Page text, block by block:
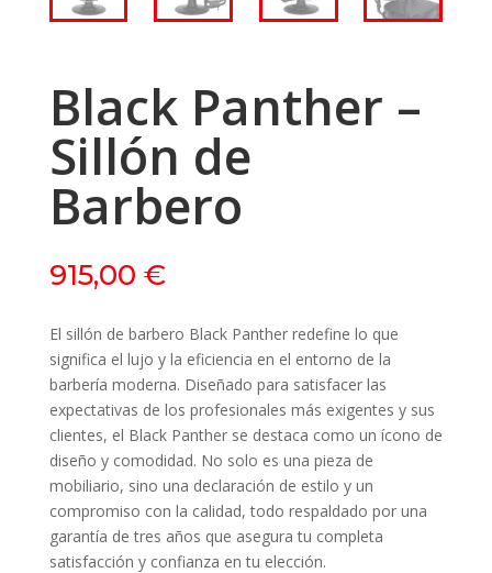
Black Panther –
Sillón de
Barbero
915,00 €
El sillón de barbero Black Panther redefine lo que
significa el lujo y la eficiencia en el entorno de la
barbería moderna. Diseñado para satisfacer las
expectativas de los profesionales más exigentes y sus
clientes, el Black Panther se destaca como un ícono de
diseño y comodidad. No solo es una pieza de
mobiliario, sino una declaración de estilo y un
compromiso con la calidad, todo respaldado por una
garantía de tres años que asegura tu completa
satisfacción y confianza en tu elección.